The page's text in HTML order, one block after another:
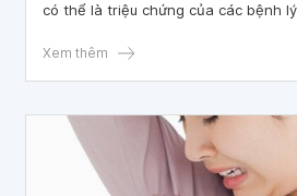
có thể là triệu chứng của các bệnh
Xem thêm